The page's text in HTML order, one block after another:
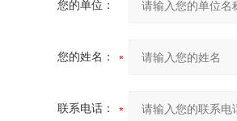
您的单位：
您的姓名：
联系电话：